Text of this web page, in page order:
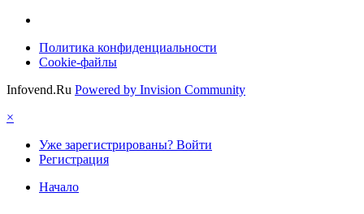
Политика конфиденциальности
Cookie-файлы
Infovend.Ru Powered by Invision Community
×
Уже зарегистрированы? Войти
Регистрация
Начало